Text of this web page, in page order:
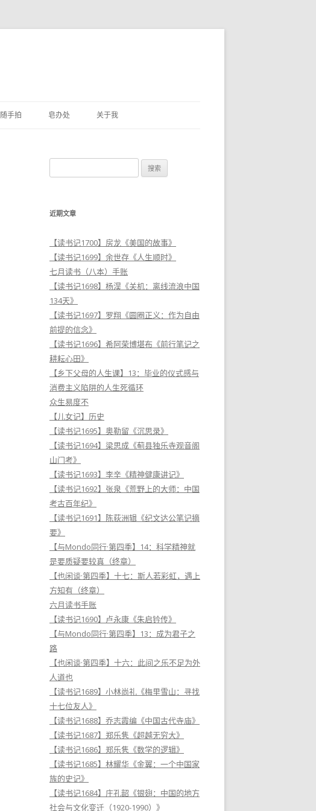
随手拍 皂办处 关于我
索
近期文章
【读书记1700】房龙《美国的故事》
【读书记1699】余世存《人生顺时》
七月读书（八本）手账
【读书记1698】杨淏《关机：离线流浪中国
134天》
【读书记1697】罗翔《圆圈正义：作为自由
前提的信念》
【读书记1696】希阿荣博堪布《前行笔记之
耕耘心田》
【乡下父母的人生课】13：毕业的仪式感与
消费主义陷阱的人生死循环
众生易度不
【儿女记】历史
【读书记1695】奥勒留《沉思录》
【读书记1694】梁思成《蓟县独乐寺观音阁
山门考》
【读书记1693】李辛《精神健康讲记》
【读书记1692】张泉《荒野上的大师：中国
考古百年纪》
【读书记1691】陈荻洲辑《纪文达公笔记摘
要》
【与Mondo同行·第四季】14：科学精神就
是要质疑要较真（终章）
【也闲谈·第四季】十七：斯人若彩虹，遇上
方知有（终章）
六月读书手账
【读书记1690】卢永康《朱启钤传》
【与Mondo同行·第四季】13：成为君子之
路
【也闲谈·第四季】十六：此间之乐不足为外
人道也
【读书记1689】小林尚礼《梅里雪山：寻找
十七位友人》
【读书记1688】乔志霞编《中国古代寺庙》
【读书记1687】郑乐隽《超越无穷大》
【读书记1686】郑乐隽《数学的逻辑》
【读书记1685】林耀华《金翼：一个中国家
族的史记》
【读书记1684】庄孔韶《银翅：中国的地方
社会与文化变迁（1920-1990）》